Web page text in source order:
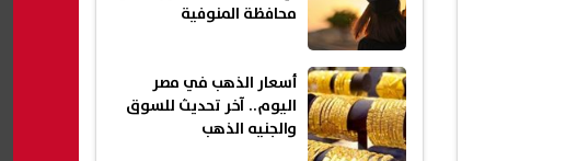
محافظة المنوفية
أسعار الذهب في مصر
اليوم.. آخر تحديث للسوق
والجنيه الذهب